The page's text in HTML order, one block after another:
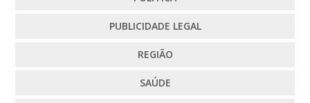
PUBLICIDADE LEGAL
REGIÃO
SAÚDE